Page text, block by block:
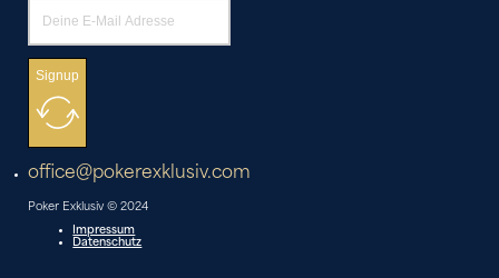
Signup
office@pokerexklusiv.com
Poker Exklusiv © 2024
Impressum
Datenschutz